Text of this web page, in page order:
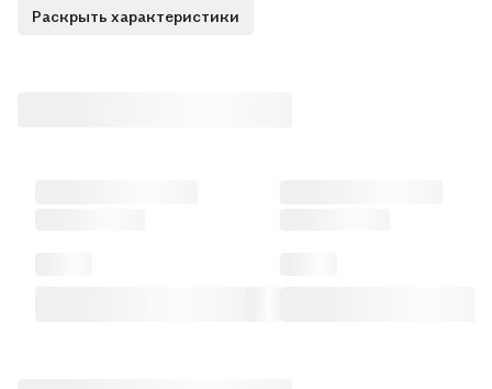
Раскрыть характеристики